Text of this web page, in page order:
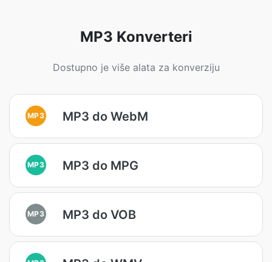
MP3 Konverteri
Dostupno je više alata za konverziju
MP3 MP3 do WebM
MP3 MP3 do MPG
MP3 MP3 do VOB